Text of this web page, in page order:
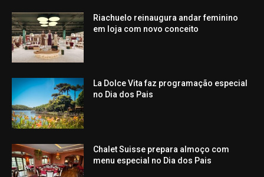
Riachuelo reinaugura andar feminino
em loja com novo conceito
La Dolce Vita faz programação especial
no Dia dos Pais
Chalet Suisse prepara almoço com
menu especial no Dia dos Pais